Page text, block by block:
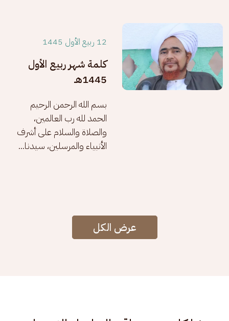
12 ربيع الأول 1445
كلمة شهر ربيع الأول
1445هـ
بسم الله الرحمن الرحيم
الحمد لله رب العالمين،
والصلاة والسلام على أشرف
الأنبياء والمرسلين، سيدنا...
عرض الكل